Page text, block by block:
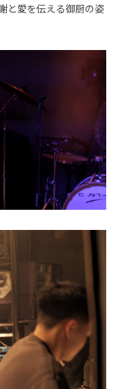
と愛を伝える御厨の姿